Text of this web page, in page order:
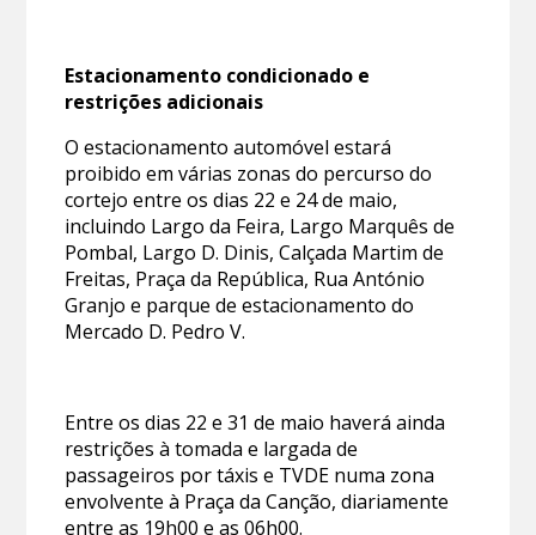
Estacionamento condicionado e
restrições adicionais
O estacionamento automóvel estará
proibido em várias zonas do percurso do
cortejo entre os dias 22 e 24 de maio,
incluindo Largo da Feira, Largo Marquês de
Pombal, Largo D. Dinis, Calçada Martim de
Freitas, Praça da República, Rua António
Granjo e parque de estacionamento do
Mercado D. Pedro V.
Entre os dias 22 e 31 de maio haverá ainda
restrições à tomada e largada de
passageiros por táxis e TVDE numa zona
envolvente à Praça da Canção, diariamente
entre as 19h00 e as 06h00.